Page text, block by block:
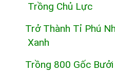
Trồng Chủ Lực
Trở Thành Tỉ Phú
Xanh
Trồng 800 Gốc